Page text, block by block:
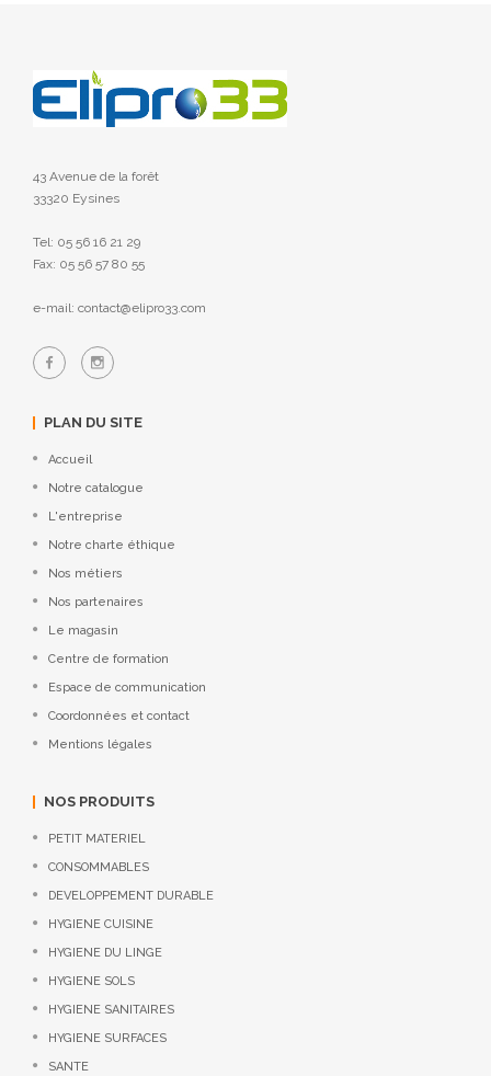
43 Avenue de la forêt
33320 Eysines
Tel: 05 56 16 21 29
Fax: 05 56 57 80 55
e-mail: contact@elipro33.com
PLAN DU SITE
Accueil
Notre catalogue
L'entreprise
Notre charte éthique
Nos métiers
Nos partenaires
Le magasin
Centre de formation
Espace de communication
Coordonnées et contact
Mentions légales
NOS PRODUITS
PETIT MATERIEL
CONSOMMABLES
DEVELOPPEMENT DURABLE
HYGIENE CUISINE
HYGIENE DU LINGE
HYGIENE SOLS
HYGIENE SANITAIRES
HYGIENE SURFACES
SANTE